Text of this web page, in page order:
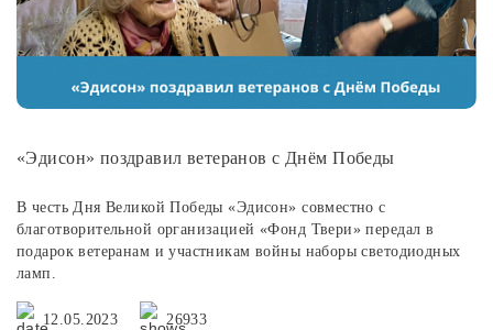
«Эдисон» поздравил ветеранов с Днём Победы
В честь Дня Великой Победы «Эдисон» совместно с
благотворительной организацией «Фонд Твери» передал в
подарок ветеранам и участникам войны наборы светодиодных
ламп.
12.05.2023 26933